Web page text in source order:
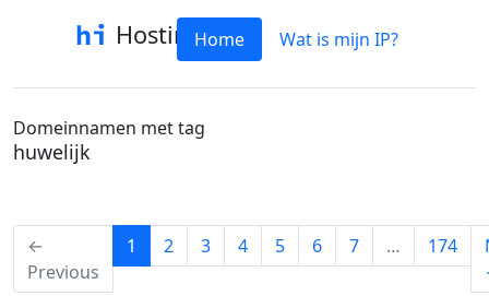
HostinfoHome Wat is mijn IP?
Domeinnamen met tag
huwelijk
←
Previous
1 (current)
2 3 4 5 6 7 … 174